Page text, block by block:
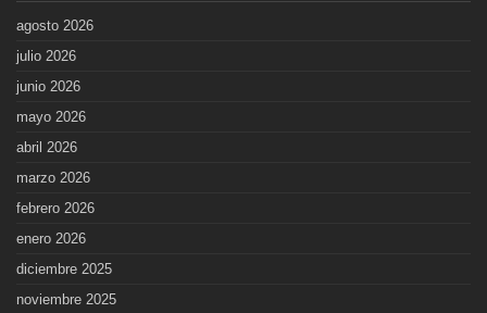
agosto 2026
julio 2026
junio 2026
mayo 2026
abril 2026
marzo 2026
febrero 2026
enero 2026
diciembre 2025
noviembre 2025